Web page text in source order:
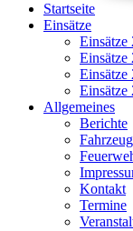
Startseite
Einsätze
Einsätze
Einsätze
Einsätze
Einsätze
Allgemeines
Berichte
Kontakt
Termine